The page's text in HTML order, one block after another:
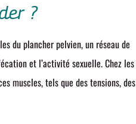
?
du plancher pelvien, un réseau de
et l’activité sexuelle. Chez les
muscles, tels que des tensions, des